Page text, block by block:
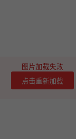
图片加载失败
点击重新加载